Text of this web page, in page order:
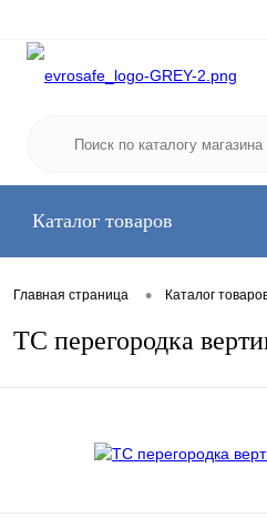
Каталог товаров
Главная страница • Каталог
TC перегородка